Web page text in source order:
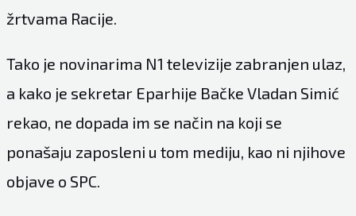
žrtvama Racije.
Tako je novinarima N1 televizije zabranjen ulaz,
a kako je sekretar Eparhije Bačke Vladan Simić
rekao, ne dopada im se način na koji se
ponašaju zaposleni u tom mediju, kao ni njihove
objave o SPC.